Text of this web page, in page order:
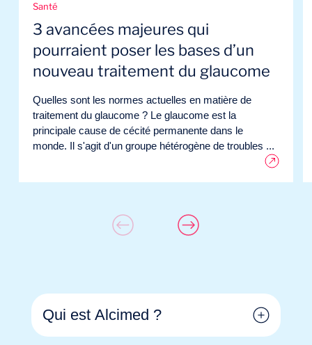
Santé
3 avancées majeures qui
pourraient poser les bases d’un
nouveau traitement du glaucome
Quelles sont les normes actuelles en matière de
traitement du glaucome ? Le glaucome est la
principale cause de cécité permanente dans le
monde. Il s'agit d'un groupe hétérogène de troubles ...
Qui est Alcimed ?